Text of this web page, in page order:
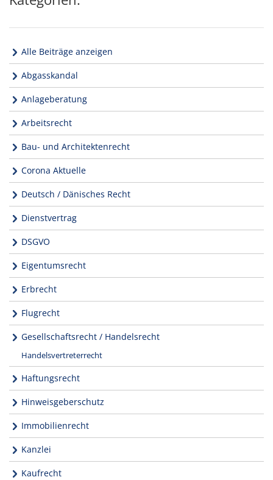
Alle Beiträge anzeigen
Abgasskandal
Anlageberatung
Arbeitsrecht
Bau- und Architektenrecht
Corona Aktuelle
Deutsch / Dänisches Recht
Dienstvertrag
DSGVO
Eigentumsrecht
Erbrecht
Flugrecht
Gesellschaftsrecht / Handelsrecht
Handelsvertreterrecht
Haftungsrecht
Hinweisgeberschutz
Immobilienrecht
Kanzlei
Kaufrecht